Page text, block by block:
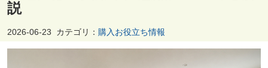
説
2026-06-23 カテゴリ： 購入お役立ち情報